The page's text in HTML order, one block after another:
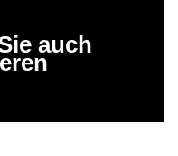
auch